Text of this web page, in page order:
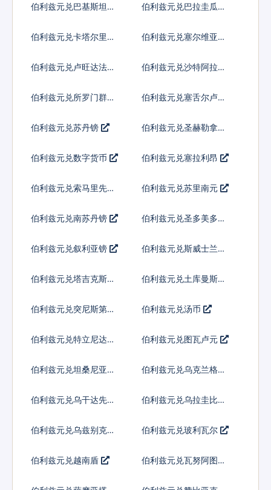
伯利兹元兑巴基斯坦卢
伯利兹元兑巴拉圭瓜拉
伯利兹元兑卡塔尔里亚
伯利兹元兑塞尔维亚第
伯利兹元兑卢旺达法郎 伯利兹元兑沙特阿拉伯
伯利兹元兑所罗门群岛
伯利兹元兑塞舌尔卢比
伯利兹元兑苏丹镑 伯利兹元兑圣赫勒拿镑
伯利兹元兑数字货币 伯利兹元兑塞拉利昂
伯利兹元兑索马里先令 伯利兹元兑苏里南元
伯利兹元兑南苏丹镑
伯利兹元兑圣多美多布
伯利兹元兑叙利亚镑
伯利兹元兑斯威士兰里
伯利兹元兑塔吉克斯坦
伯利兹元兑土库曼斯坦
伯利兹元兑突尼斯第纳
伯利兹元兑汤币
伯利兹元兑特立尼达多
伯利兹元兑图瓦卢元
伯利兹元兑坦桑尼亚先
伯利兹元兑乌克兰格里
伯利兹元兑乌干达先令 伯利兹元兑乌拉圭比索
伯利兹元兑乌兹别克斯
伯利兹元兑玻利瓦尔
伯利兹元兑越南盾
伯利兹元兑瓦努阿图瓦